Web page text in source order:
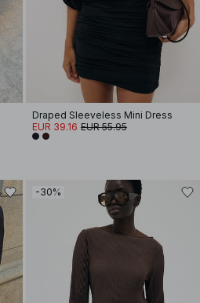
Draped Sleeveless Mini Dress
EUR 39.16 EUR 55.95
-30%